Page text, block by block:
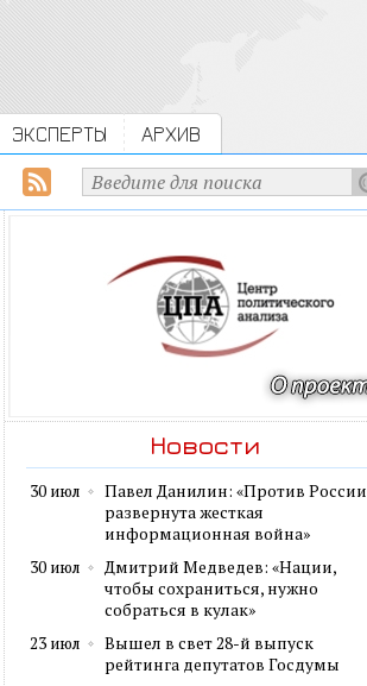
ЭКСПЕРТЫ АРХИВ
Новости
30 июл
Павел Данилин: «Против России
развернута жесткая
информационная война»
30 июл
Дмитрий Медведев: «Нации,
чтобы сохраниться, нужно
собраться в кулак»
23 июл
Вышел в свет 28-й выпуск
рейтинга депутатов Госдумы